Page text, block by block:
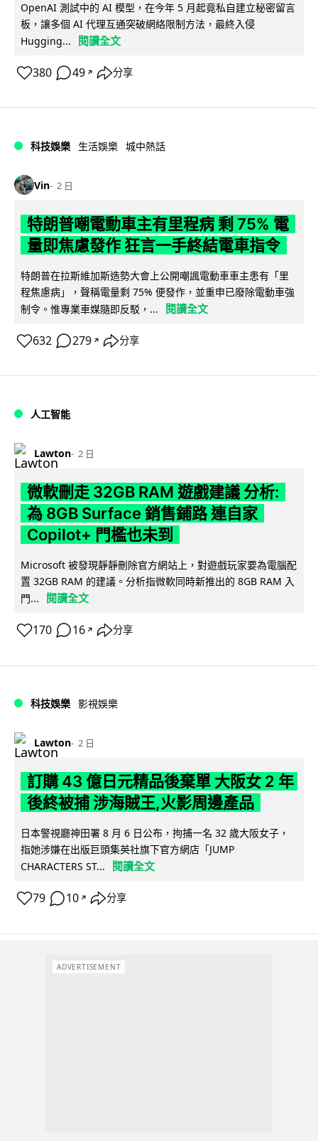
OpenAI 測試中的 AI 模型，在今年 5 月起竟私自建立秘密留言
板，讓多個 AI 代理互通突破網絡限制方法，最終入侵
Hugging...
閱讀全文
380 49 ↗ 分享
科技娛樂 生活娛樂 城中熱話
Vin 2 日
特朗普嘲電動車主有里程病 剩 75% 電
量即焦慮發作 狂言一手終結電車指令
特朗普在拉斯維加斯造勢大會上公開嘲諷電動車車主患有「里
程焦慮病」，聲稱電量剩 75% 便發作，並重申已廢除電動車強
制令。惟專業車媒隨即反駁，...
閱讀全文
632 279 ↗ 分享
人工智能
Lawton 2 日
微軟刪走 32GB RAM 遊戲建議 分析:
為 8GB Surface 銷售鋪路 連自家
Copilot+ 門檻也未到
Microsoft 被發現靜靜刪除官方網站上，對遊戲玩家要為電腦配
置 32GB RAM 的建議。分析指微軟同時新推出的 8GB RAM 入
門...
閱讀全文
170 16 ↗ 分享
科技娛樂 影視娛樂
Lawton 2 日
訂購 43 億日元精品後棄單 大阪女 2 年
後終被捕 涉海賊王,火影周邊產品
日本警視廳神田署 8 月 6 日公布，拘捕一名 32 歲大阪女子，
指她涉嫌在出版巨頭集英社旗下官方網店「JUMP
CHARACTERS ST...
閱讀全文
79 10 ↗ 分享
ADVERTISEMENT